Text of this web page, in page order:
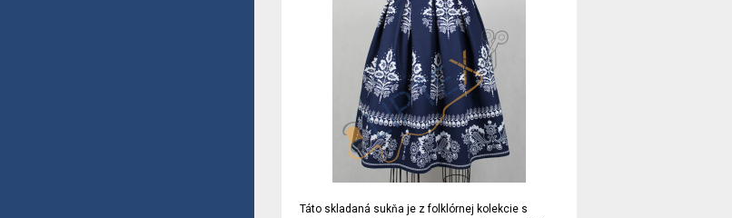
Táto skladaná sukňa je z folklórnej kolekcie s